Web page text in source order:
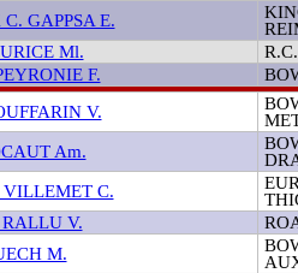
GAPPSA E.
Ml.
F.
V.
Am.
VILLEMET C.
V.
M.